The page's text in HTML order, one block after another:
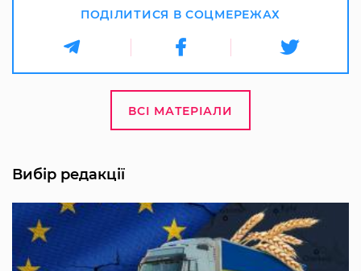
ПОДІЛИТИСЯ В СОЦМЕРЕЖАХ
ВСІ МАТЕРІАЛИ
Вибір редакції